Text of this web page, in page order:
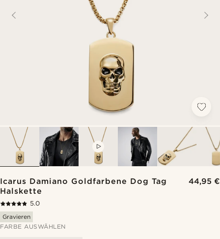
Icarus Damiano Goldfarbene Dog Tag
Halskette
44,95 €
5.0
Gravieren
FARBE AUSWÄHLEN